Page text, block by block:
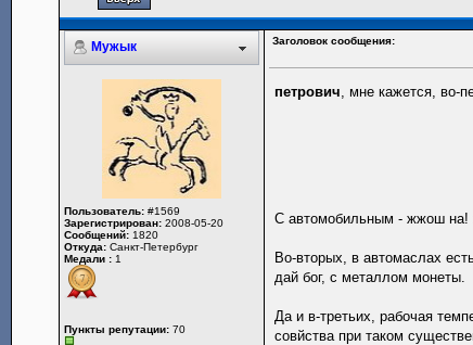
Мужык Заголовок сообщения:
Пользователь:#1569
Зарегистрирован:2008-05-20
Сообщений:1820
Откуда:Санкт-Петербург
Медали :1
Пункты репутации:70
петрович, мне кажется, во-
С автомобильным - жжош
Во-вторых, в автомаслах
дай бог, с металлом монеты.
Да и в-третьих, рабочая
совйства при таком